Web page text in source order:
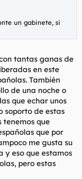
un gabinete, si
tantas ganas de
en este
También
de una noche o
que echar unos
soporto de estas
tenemos que
que por
me gusta su
y eso que estamos
pero estas